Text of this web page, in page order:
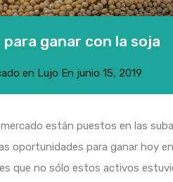
ganar con la soja
en Lujo En junio 15, 2019
están puestos en las
oportunidades para ganar hoy
que no sólo estos activos